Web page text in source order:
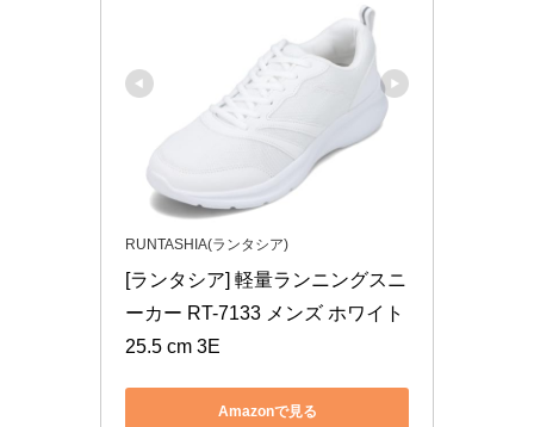
RUNTASHIA(ランタシア)
[ランタシア] 軽量ランニングスニ
ーカー RT-7133 メンズ ホワイト
25.5 cm 3E
Amazonで見る